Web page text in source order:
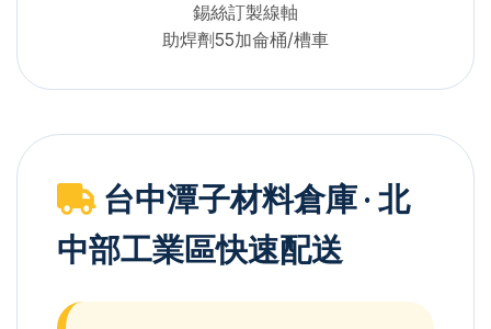
錫絲訂製線軸
助焊劑55加侖桶/槽車
台中潭子材料倉庫 · 北
中部工業區快速配送